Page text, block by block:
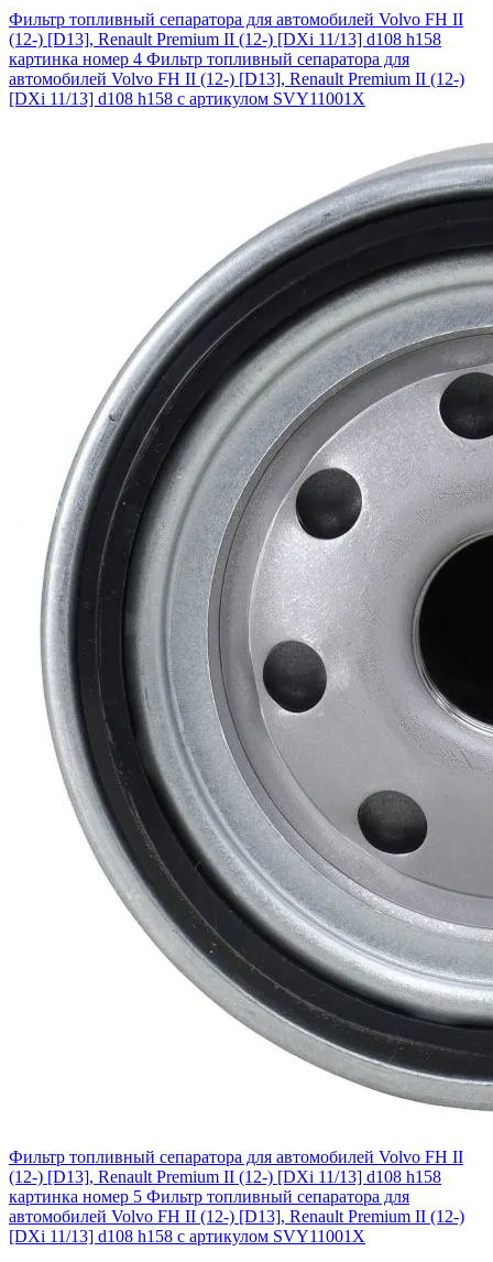
Фильтр топливный сепаратора для автомобилей Volvo FH II
(12-) [D13], Renault Premium II (12-) [DXi 11/13] d108 h158
картинка номер 4 Фильтр топливный сепаратора для
автомобилей Volvo FH II (12-) [D13], Renault Premium II (12-)
[DXi 11/13] d108 h158 с артикулом SVY11001X
Фильтр топливный сепаратора для автомобилей Volvo FH II
(12-) [D13], Renault Premium II (12-) [DXi 11/13] d108 h158
картинка номер 5 Фильтр топливный сепаратора для
автомобилей Volvo FH II (12-) [D13], Renault Premium II (12-)
[DXi 11/13] d108 h158 с артикулом SVY11001X